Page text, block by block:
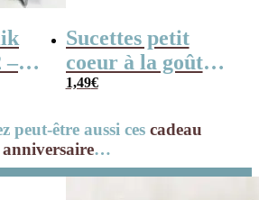
–
Sucettes petit
coeur à la goût
cerise x5
1,49€
peut-être aussi ces cadeau
anniversaire…